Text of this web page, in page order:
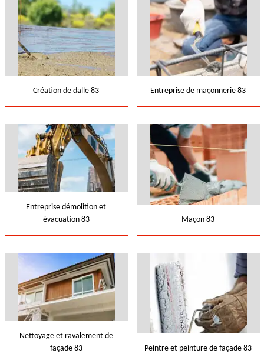
Création de dalle 83 Entreprise de maçonnerie 83
Entreprise démolition et
évacuation 83
Maçon 83
Nettoyage et ravalement de
façade 83
Peintre et peinture de façade 83